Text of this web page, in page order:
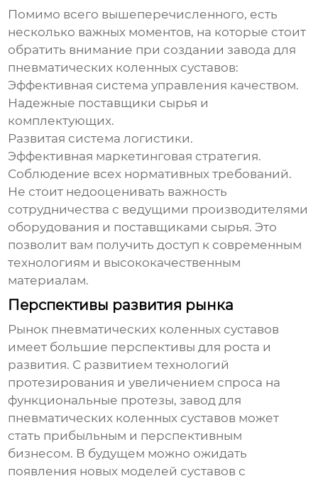
Помимо всего вышеперечисленного, есть
несколько важных моментов, на которые стоит
обратить внимание при созданиизавода для
пневматических коленных суставов:
Эффективная система управления качеством.
Надежные поставщики сырья и
комплектующих.
Развитая система логистики.
Эффективная маркетинговая стратегия.
Соблюдение всех нормативных требований.
Не стоит недооценивать важность
сотрудничества с ведущими производителями
оборудования и поставщиками сырья. Это
позволит вам получить доступ к современным
технологиям и высококачественным
материалам.
Перспективы развития рынка
Рынок пневматических коленных суставов
имеет большие перспективы для роста и
развития. С развитием технологий
протезирования и увеличением спроса на
функциональные протезы,завод для
пневматических коленных суставов может
стать прибыльным и перспективным
бизнесом. В будущем можно ожидать
появления новых моделей суставов с